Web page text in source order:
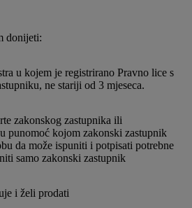
donijeti:
u kojem je registrirano Pravno lice s
ne stariji od 3 mjeseca.
zakonskog zastupnika ili
punomoć kojom zakonski zastupnik
da može ispuniti i potpisati potrebne
samo zakonski zastupnik
i želi prodati